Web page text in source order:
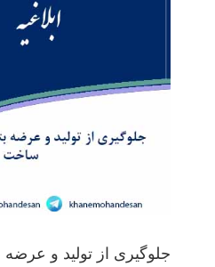
جلوگیری از تولید و عرضه